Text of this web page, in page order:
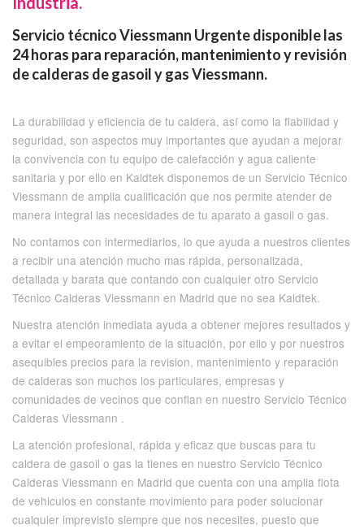
Servicio técnico Viessmann Urgente disponible las
24 horas para reparación, mantenimiento y revisión
de calderas de gasoil y gas Viessmann.
La durabilidad y eficiencia de tu caldera, así como la fiabilidad y
seguridad, son aspectos muy importantes que ayudan a mejorar
la convivencia con tu equipo de calefacción y agua caliente
sanitaria y por ello en Kaldtek disponemos de un Servicio Técnico
Viessmann de amplia cualificación que nos permite atender de
manera integral las necesidades de tu aparato a gasoil o gas.
No contamos con intermediarios, lo que ayuda a nuestros clientes
a recibir una atención mucho mas rápida, personalizada,
detallada y barata que contando con cualquier otro Servicio
Técnico Calderas Viessmann en Madrid que no sea Kaldtek.
Nuestra atención inmediata ayuda a obtener mejores resultados y
a evitar el empeoramiento de la situación, por ello y por nuestros
asequibles precios para la revision, mantenimiento y reparación
de calderas son muchos los particulares, empresas y
comunidades de vecinos que confian en nuestro Servicio Técnico
Calderas Viessmann .
La atención profesional, rápida y eficaz que buscas para tu
caldera de gasoil o gas la tienes en nuestro Servicio Técnico
Calderas Viessmann en Madrid que cuenta con una amplia flota
de vehiculos en constante movimiento para poder solucionar
cualquier imprevisto siempre que nos necesites, puesto que